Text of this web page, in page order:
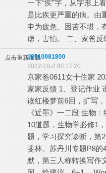
一下“疾”字，从字形上
是比疾更严重的病。由
申为疲惫、困苦不堪，
虑，害怕。 二、家爸反
点击重新加载18510081800
2022-10-2 00:17:20
京家爸0611女十住家
家家反馈 1、登记作业
读红楼梦前6回，扩写
《近墨》一二段 生物
10道题，生物学必修1
题，学习探究诊断，第
斐林、苏丹川专题P8的
默，第三人称转换写作